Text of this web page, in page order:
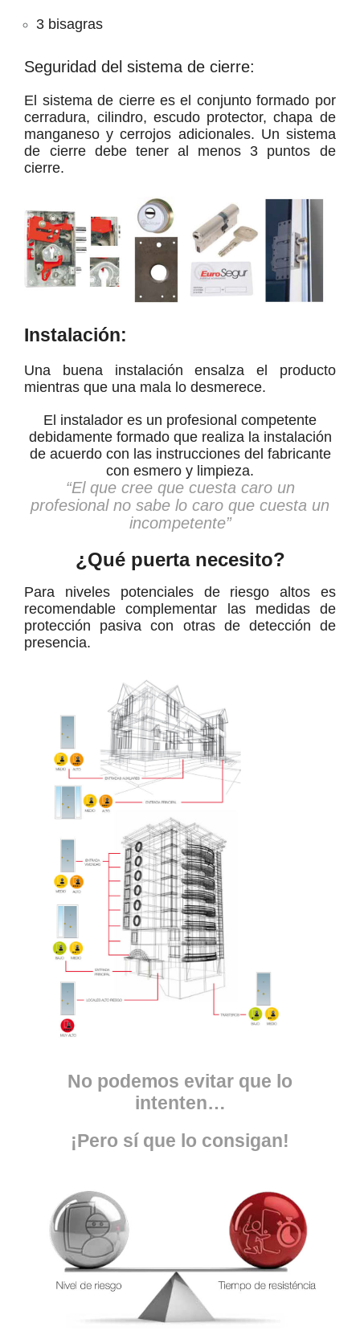
3 bisagras
Seguridad del sistema de cierre:
El sistema de cierre es el conjunto formado por
cerradura, cilindro, escudo protector, chapa de
manganeso y cerrojos adicionales. Un sistema
de cierre debe tener al menos 3 puntos de
cierre.
Instalación:
Una buena instalación ensalza el producto
mientras que una mala lo desmerece.
El instalador es un profesional competente
debidamente formado que realiza la instalación
de acuerdo con las instrucciones del fabricante
con esmero y limpieza.
“El que cree que cuesta caro un
profesional no sabe lo caro que cuesta un
incompetente”
¿Qué puerta necesito?
Para niveles potenciales de riesgo altos es
recomendable complementar las medidas de
protección pasiva con otras de detección de
presencia.
No podemos evitar que lo
intenten…
¡Pero sí que lo consigan!